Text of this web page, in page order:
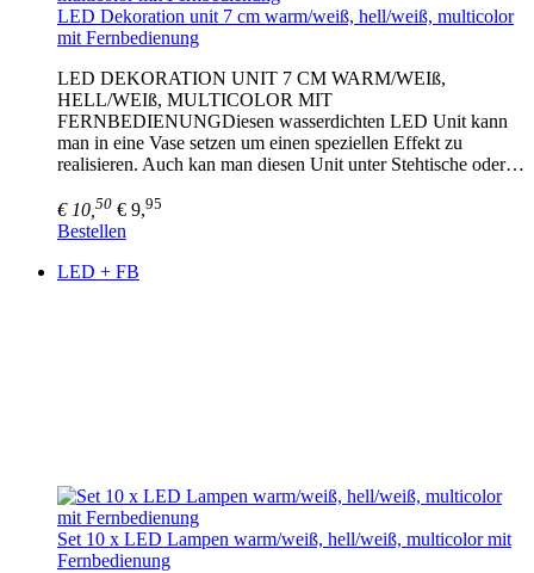
LED Dekoration unit 7 cm warm/weiß, hell/weiß, multicolor
mit Fernbedienung
LED DEKORATION UNIT 7 CM WARM/WEIß,
HELL/WEIß, MULTICOLOR MIT
FERNBEDIENUNGDiesen wasserdichten LED Unit kann
man in eine Vase setzen um einen speziellen Effekt zu
realisieren. Auch kan man diesen Unit unter Stehtische oder…
€ 10, 50 € 9,95
Bestellen
LED + FB
Set 10 x LED Lampen warm/weiß, hell/weiß, multicolor mit
Fernbedienung